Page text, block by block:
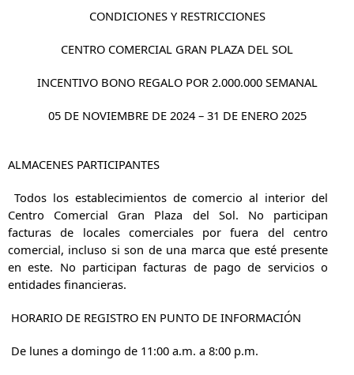
CONDICIONES Y RESTRICCIONES
CENTRO COMERCIAL GRAN PLAZA DEL SOL
INCENTIVO BONO REGALO POR 2.000.000 SEMANAL
05 DE NOVIEMBRE DE 2024 – 31 DE ENERO 2025
ALMACENES PARTICIPANTES
Todos los establecimientos de comercio al interior del
Centro Comercial Gran Plaza del Sol. No participan
facturas de locales comerciales por fuera del centro
comercial, incluso si son de una marca que esté presente
en este. No participan facturas de pago de servicios o
entidades financieras.
HORARIO DE REGISTRO EN PUNTO DE INFORMACIÓN
De lunes a domingo de 11:00 a.m. a 8:00 p.m.